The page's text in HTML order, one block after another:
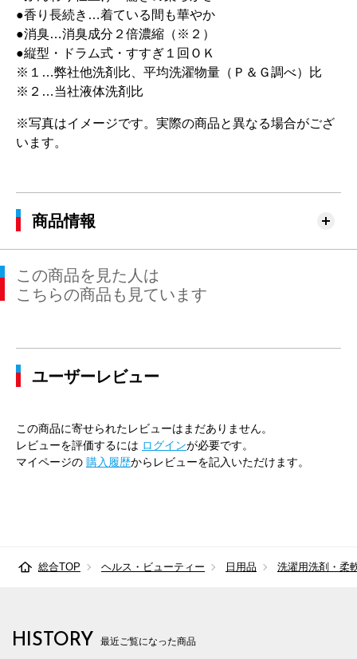
●香り長続き…着ている間も華やか
●消臭…消臭成分２倍濃縮（※２）
●縦型・ドラム式・すすぎ１回ＯＫ
※１…弊社他洗剤比、平均洗濯物量（Ｐ＆Ｇ調べ）比
※２…当社液体洗剤比
※写真はイメージです。実際の商品と異なる場合がござ
います。
商品情報
この商品を見た人は
こちらの商品も見ています
ユーザーレビュー
この商品に寄せられたレビューはまだありません。
レビューを評価するには ログインが必要です。
マイページの 購入履歴からレビューを記入いただけます。
総合TOP ヘルス・ビューティー 日用品 洗濯用洗剤・柔
HISTORY 最近ご覧になった商品